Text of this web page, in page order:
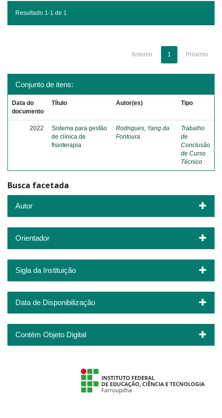
Resultado 1-1 de 1.
Anterior 1 Próximo
Conjunto de itens:
Data do
documento
Título Autor(es) Tipo
2022
Sistema para gestão
de clínica de
fisioterapia
Rodrigues, Yang da
Fontoura
Trabalho
de
Conclusão
de Curso
Técnico
Busca facetada
Autor
Orientador
Sigla da Instituição
Data de Disponibilização
Contém Objeto Digital